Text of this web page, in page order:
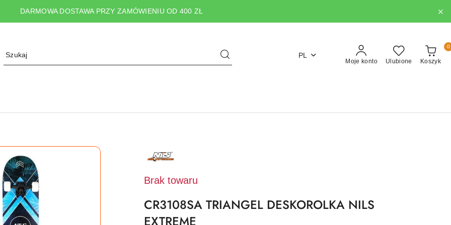
DARMOWA DOSTAWA PRZY ZAMÓWIENIU OD 400 ZŁ
PL
Moje konto Ulubione Koszyk
0
PRODUCENTA:
NILS
Brak towaru
CR3108SA TRIANGEL DESKOROLKA NILS
EXTREME